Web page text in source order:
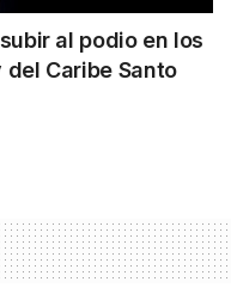
al podio en los
Caribe Santo